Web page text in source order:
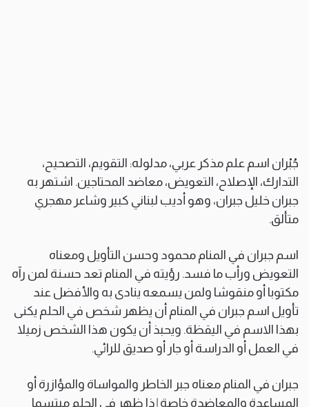
جُبْران اسم علم مذكر عربي، مدلوله: التقويم، التصحيح،
التدارك، الإصلاح، التعويض، معاضد المحتاجين. اشتهر به
جبران خليل جبران، وهو أديب لبناني كبير وشاعر مهجري
متألق.
اسم جبران في المنام محمود وحسن التأويل ومعناه
التعويض ورأب ما فسد. رؤيته في المنام تعد حسنة لمن رآه
مكتوبا أو منقوشا ولمن يسمعه ينادى به والأفضل عند
تأويل اسم جبران في المنام أن يظهر شخص في الحلم يكنى
بهذا الاسم في اليقظة. ويحبذ أن يكون هذا الشخص زميلا
في العمل أو الدراسة أو جار أو صديق للرائي.
جبران في المنام معناه جبر الخاطر والمواساة والمؤازرة أو
المساعدة والمعاضدة خاصة إذا ظهر في الحلم مبتسما